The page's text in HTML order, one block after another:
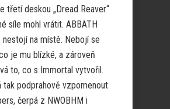
třetí deskou „Dread Reaver“
síle mohl vrátit. ABBATH
nestojí na místě. Nebojí se
je mu blízké, a zároveň
to, co s Immortal vytvořil.
tak podprahově vzpomenout
čerpá z NWOBHM i